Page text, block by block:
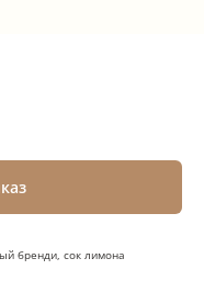
бренди, сок лимона